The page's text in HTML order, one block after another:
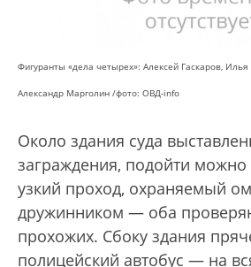
Фигуранты «дела четырех»: Алексей Гаскаров,
Александр Марголин /фото: ОВД-info
Около здания суда
заграждения, подойти можно
узкий проход, охраняемый
дружинником — оба
прохожих. Сбоку здания
полицейский автобус — на